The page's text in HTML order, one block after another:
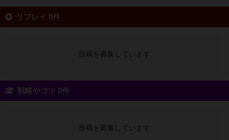
リプレイ 0件
投稿を募集しています
戦略やコツ 0件
投稿を募集しています